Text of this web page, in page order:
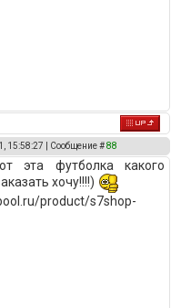
15:58:27 | Сообщение #88
эта футболка какого
хочу!!!!)
product/s7shop-